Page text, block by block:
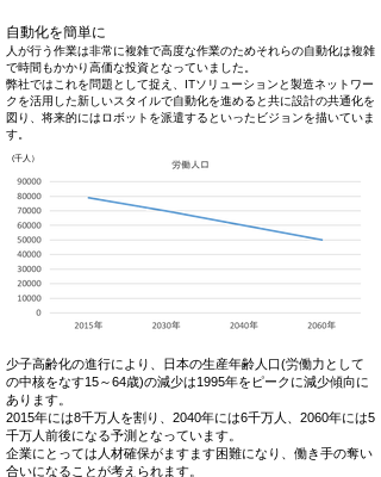
自動化を簡単に
人が行う作業は非常に複雑で高度な作業のためそれらの自動化は複雑
で時間もかかり高価な投資となっていました。
弊社ではこれを問題として捉え、ITソリューションと製造ネットワー
クを活用した新しいスタイルで自動化を進めると共に設計の共通化を
図り、将来的にはロボットを派遣するといったビジョンを描いていま
す。
(千人）
少子高齢化の進行により、日本の生産年齢人口(労働力として
の中核をなす15～64歳)の減少は1995年をピークに減少傾向に
あります。
2015年には8千万人を割り、2040年には6千万人、2060年には5
千万人前後になる予測となっています。
企業にとっては人材確保がますます困難になり、働き手の奪い
合いになることが考えられます。